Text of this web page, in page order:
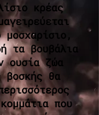
κρέας
τα βουβάλια
ουσία ζώα
βοσκής θα
που